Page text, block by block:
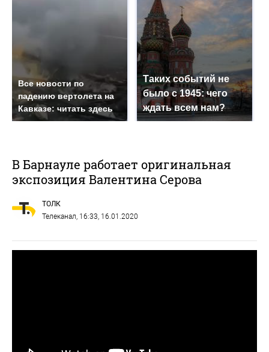
Все новости по
падению вертолета на
Кавказе: читать здесь
Таких событий не
было с 1945: чего
ждать всем нам?
В Барнауле работает оригинальная
экспозиция Валентина Серова
ТОЛК
Телеканал, 16:33, 16.01.2020